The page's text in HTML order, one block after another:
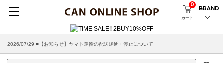
カート
0
BRAND
2026/07/29 ■【お知らせ】ヤマト運輸の配送遅延・停止について